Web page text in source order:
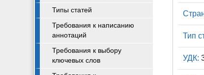
Типы статей
Требования к написанию
аннотаций
Требования к выбору
ключевых слов
Тип
УДК: